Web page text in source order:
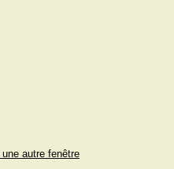
autre fenêtre